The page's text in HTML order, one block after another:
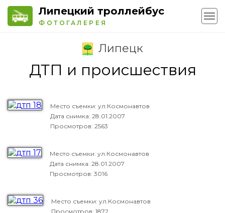
Липецкий троллейбус
ФОТОГАЛЕРЕЯ
Липецк
ДТП и происшествия
Место съемки: ул.Космонавтов
Дата снимка: 28.01.2007
Просмотров: 2563
Место съемки: ул.Космонавтов
Дата снимка: 28.01.2007
Просмотров: 3016
Место съемки: ул.Космонавтов
Просмотров: 1872